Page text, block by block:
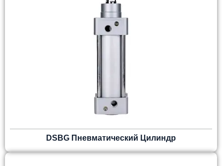
DSBG Пневматический Цилиндр